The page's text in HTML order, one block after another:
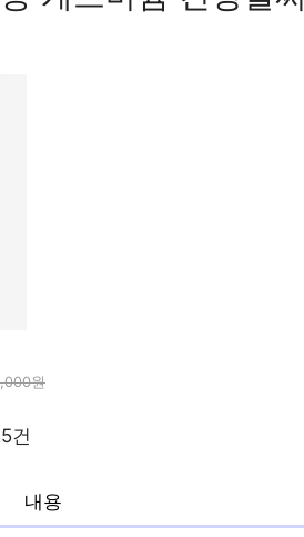
원
건
내용